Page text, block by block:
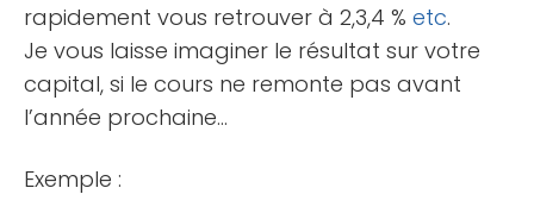
rapidement vous retrouver à 2,3,4 % etc.
Je vous laisse imaginer le résultat sur votre
capital, si le cours ne remonte pas avant
l’année prochaine…
Exemple :